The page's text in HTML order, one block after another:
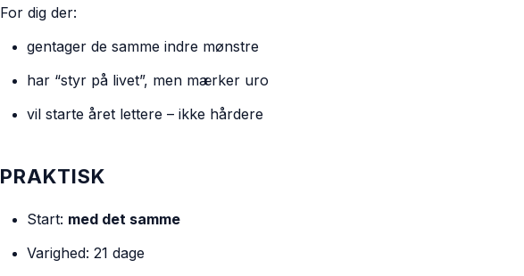
For dig der:
gentager de samme indre mønstre
har “styr på livet”, men mærker uro
vil starte året lettere – ikke hårdere
PRAKTISK
Start: med det samme
Varighed: 21 dage